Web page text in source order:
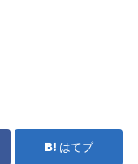
はてブ